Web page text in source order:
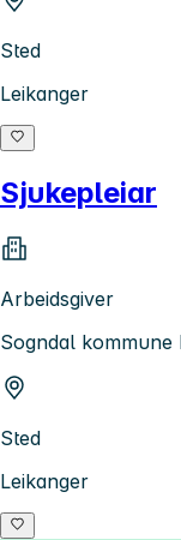
Sted
Leikanger
Sjukepleiar
Arbeidsgiver
Sogndal kommune
Sted
Leikanger